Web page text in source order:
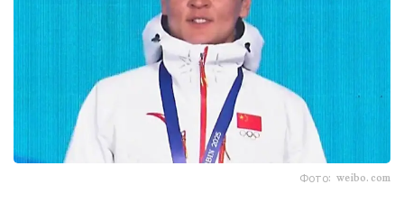
Фото: weibo.com